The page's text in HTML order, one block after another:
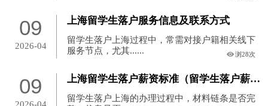
09
2026-04
上海留学生落户服务信息及联系方式
留学生落户上海过程中，常需对接户籍相关线下
服务节点，尤其......
浏28次
09
2026-04
上海留学生落户薪资标准（留学生落户薪资要求）
留学生落户上海的办理过程中，材料链条是否完